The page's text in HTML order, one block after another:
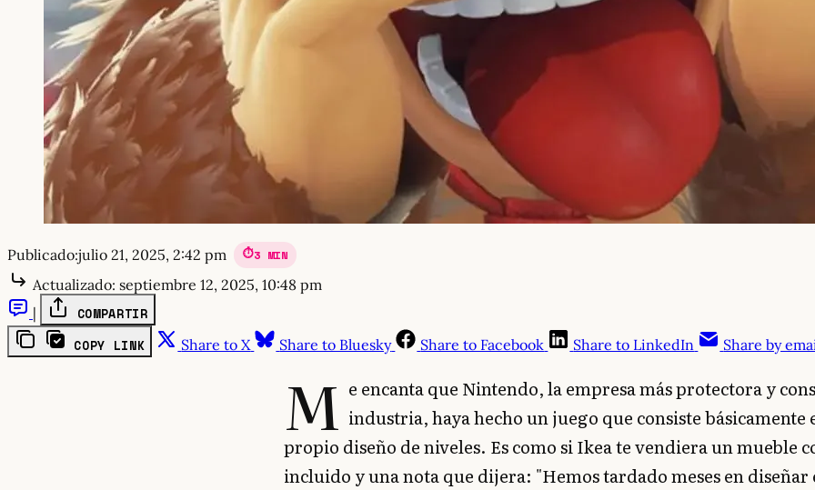
Publicado:julio 21, 2025, 2:42 pm 3 MIN
Actualizado: septiembre 12, 2025, 10:48 pm
|
COMPARTIR
COPY LINK
Share to X Share to Bluesky Share to Facebook Share to LinkedIn Share by
M e encanta que Nintendo, la empresa más protectora y
industria, haya hecho un juego que consiste básicamente
propio diseño de niveles. Es como si Ikea te vendiera un mueble
incluido y una nota que dijera: "Hemos tardado meses en diseñar